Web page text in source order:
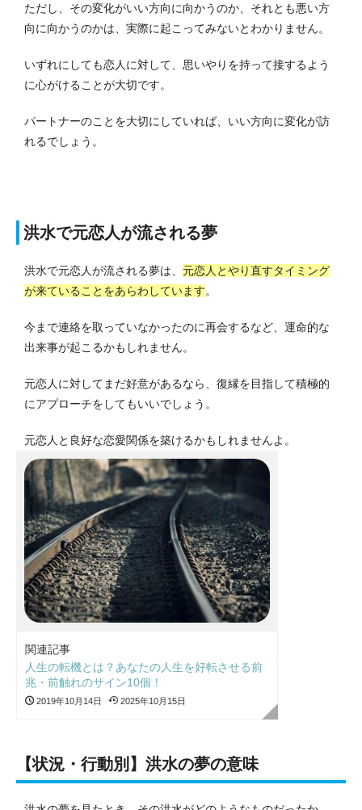
ただし、その変化がいい方向に向かうのか、それとも悪い方
向に向かうのかは、実際に起こってみないとわかりません。
いずれにしても恋人に対して、思いやりを持って接するよう
に心がけることが大切です。
パートナーのことを大切にしていれば、いい方向に変化が訪
れるでしょう。
洪水で元恋人が流される夢
洪水で元恋人が流される夢は、 元恋人とやり直すタイミング
が来ていることをあらわしています。
今まで連絡を取っていなかったのに再会するなど、運命的な
出来事が起こるかもしれません。
元恋人に対してまだ好意があるなら、復縁を目指して積極的
にアプローチをしてもいいでしょう。
元恋人と良好な恋愛関係を築けるかもしれませんよ。
関連記事
人生の転機とは？あなたの人生を好転させる前
兆・前触れのサイン10個！
2019年10月14日 2025年10月15日
【状況・行動別】洪水の夢の意味